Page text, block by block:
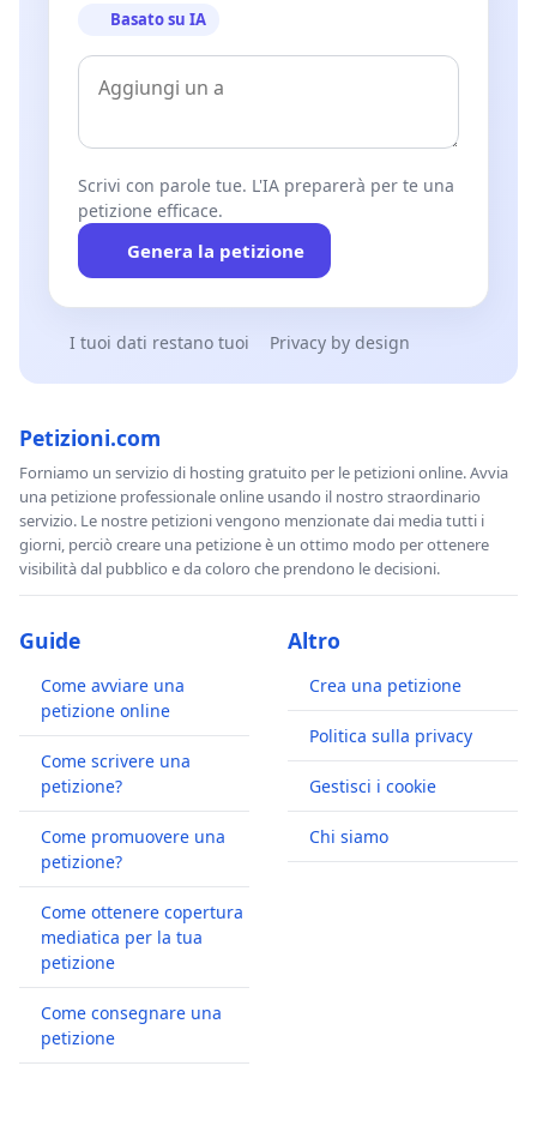
Basato su IA
Scrivi con parole tue. L'IA preparerà per te una
petizione efficace.
Genera la petizione
I tuoi dati restano tuoi Privacy by design
Petizioni.com
Forniamo un servizio di hosting gratuito per le petizioni online. Avvia
una petizione professionale online usando il nostro straordinario
servizio. Le nostre petizioni vengono menzionate dai media tutti i
giorni, perciò creare una petizione è un ottimo modo per ottenere
visibilità dal pubblico e da coloro che prendono le decisioni.
Guide
Come avviare una
petizione online
Come scrivere una
petizione?
Come promuovere una
petizione?
Come ottenere copertura
mediatica per la tua
petizione
Come consegnare una
petizione
Altro
Crea una petizione
Politica sulla privacy
Gestisci i cookie
Chi siamo